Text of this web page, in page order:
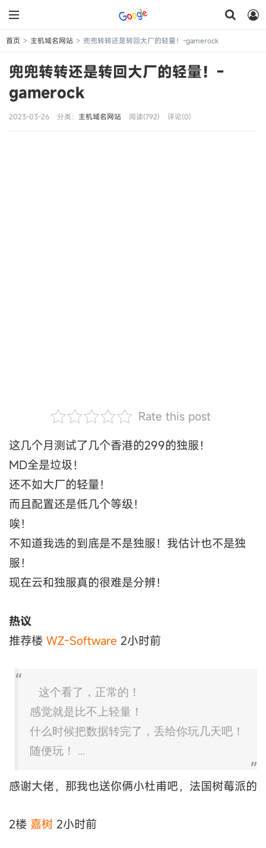
首页 > 主机域名网站 > 兜兜转转还是转回大厂的轻量！-gamerock
兜兜转转还是转回大厂的轻量！-
gamerock
2023-03-26 分类： 主机域名网站 阅读(792) 评论(0)
Rate this post
这几个月测试了几个香港的299的独服！
MD全是垃圾！
还不如大厂的轻量！
而且配置还是低几个等级！
唉！
不知道我选的到底是不是独服！我估计也不是独
服！
现在云和独服真的很难是分辨！
热议
推荐楼 WZ-Software 2小时前
这个看了，正常的！
感觉就是比不上轻量！
什么时候把数据转完了，丢给你玩几天吧！
随便玩！ ...
感谢大佬，那我也送你俩小杜甫吧，法国树莓派的
2楼 嘉树 2小时前